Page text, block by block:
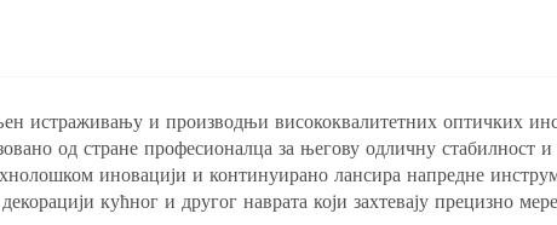
истраживању и производњи висококвалитетних оптичких
од стране професионалца за његову одличну
иновацији и континуирано лансира напредне
кућног и другог наврата који захтевају прецизно